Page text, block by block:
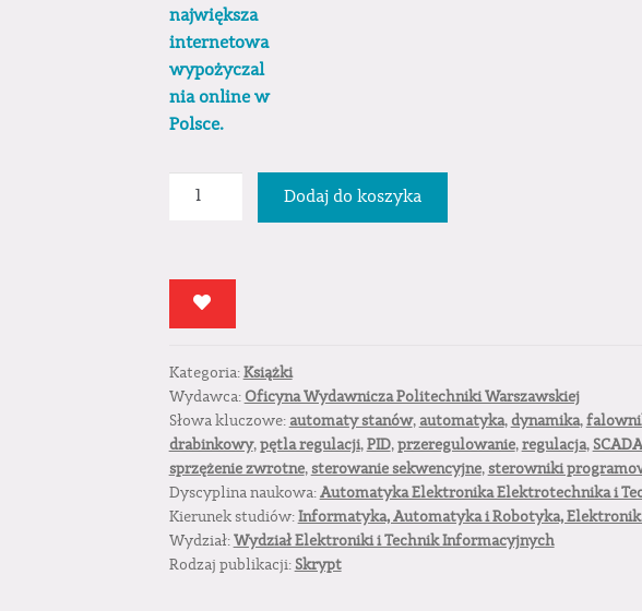
ilość
laboratoryjne
Dodaj do koszyka
Kategoria:Książki
Wydawca: Oficyna Wydawnicza Politechniki Warszawskiej
Słowa kluczowe: automaty stanów, automatyka,dynamika,
drabinkowy,pętla regulacji,PID,przeregulowanie,regulacja, SCADA
sprzężenie zwrotne, sterowanie sekwencyjne, sterowniki
Dyscyplina naukowa:Automatyka Elektronika Elektrotechnika i
Kierunek studiów:Informatyka, Automatyka i Robotyka,
Wydział:Wydział Elektroniki i Technik Informacyjnych
Rodzaj publikacji: Skrypt